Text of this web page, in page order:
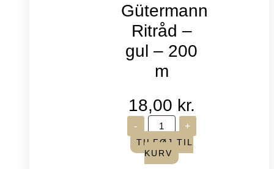
Gütermann
Ritråd –
gul – 200
m
18,00 kr.
-
Gütermann
Ritråd
-
gul
-
+
TILFØJ TIL
KURV